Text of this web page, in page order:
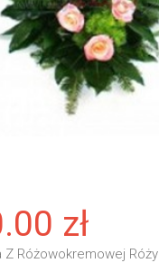
zł
Z Różowokremowej Róży